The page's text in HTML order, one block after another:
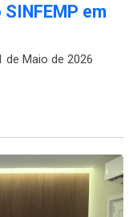
em
de Maio de 2026